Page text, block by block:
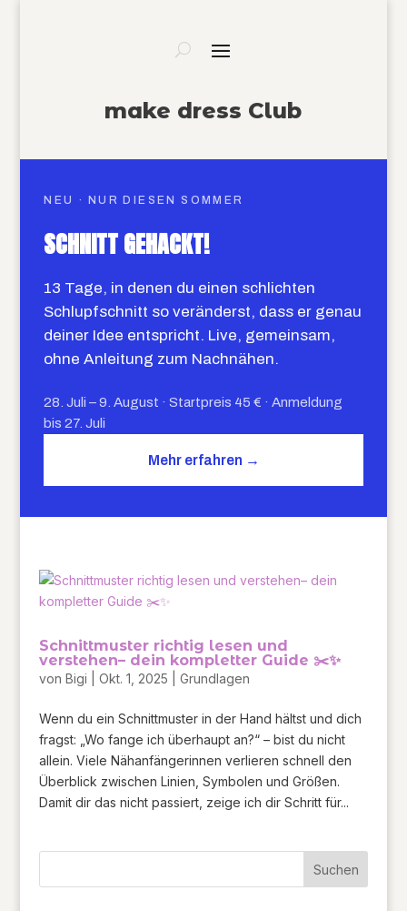
make dress Club
NEU · NUR DIESEN SOMMER
SCHNITT GEHACKT!
13 Tage, in denen du einen schlichten
Schlupfschnitt so veränderst, dass er genau
deiner Idee entspricht. Live, gemeinsam,
ohne Anleitung zum Nachnähen.
28. Juli – 9. August · Startpreis 45 € · Anmeldung
bis 27. Juli
Mehr erfahren →
Schnittmuster richtig lesen und
verstehen– dein kompletter Guide ✂️✨
von Bigi Okt. 1, 2025 Grundlagen
Wenn du ein Schnittmuster in der Hand hältst und dich
fragst: „Wo fange ich überhaupt an?“ – bist du nicht
allein. Viele Nähanfängerinnen verlieren schnell den
Überblick zwischen Linien, Symbolen und Größen.
Damit dir das nicht passiert, zeige ich dir Schritt für...
Suchen